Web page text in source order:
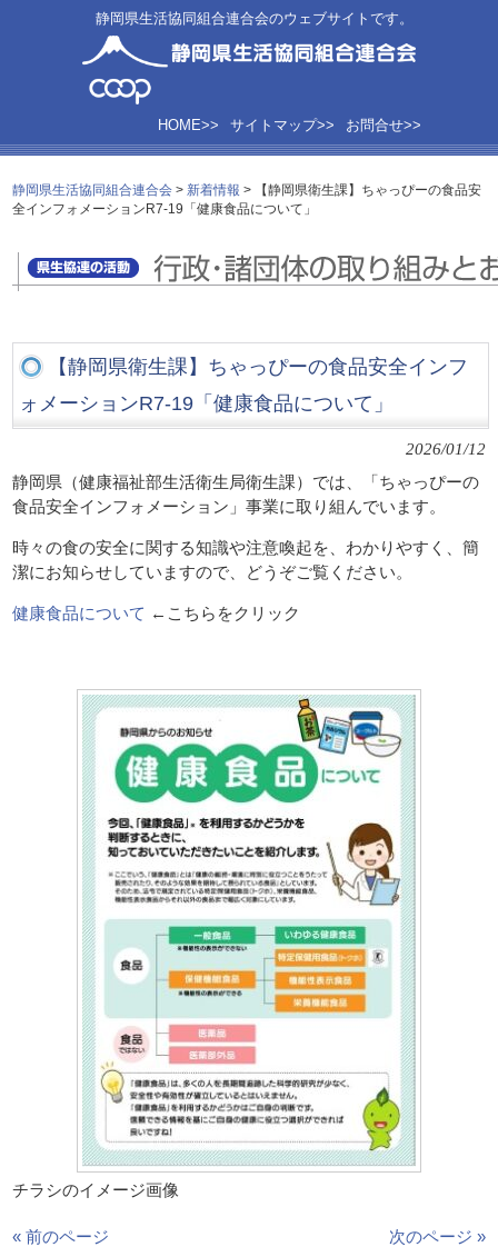
静岡県生活協同組合連合会のウェブサイトです。
お問合せ>>
サイトマップ>>
HOME>>
静岡県生活協同組合連合会 > 新着情報 >
【静岡県衛生課】ちゃっぴーの食品安
全インフォメーションR7-19「健康食品について」
【静岡県衛生課】ちゃっぴーの食品安全インフ
ォメーションR7-19「健康食品について」
2026/01/12
静岡県（健康福祉部生活衛生局衛生課）では、「ちゃっぴーの
食品安全インフォメーション」事業に取り組んでいます。
時々の食の安全に関する知識や注意喚起を、わかりやすく、簡
潔にお知らせしていますので、どうぞご覧ください。
健康食品について ←こちらをクリック
チラシのイメージ画像
« 前のページ 次のページ »